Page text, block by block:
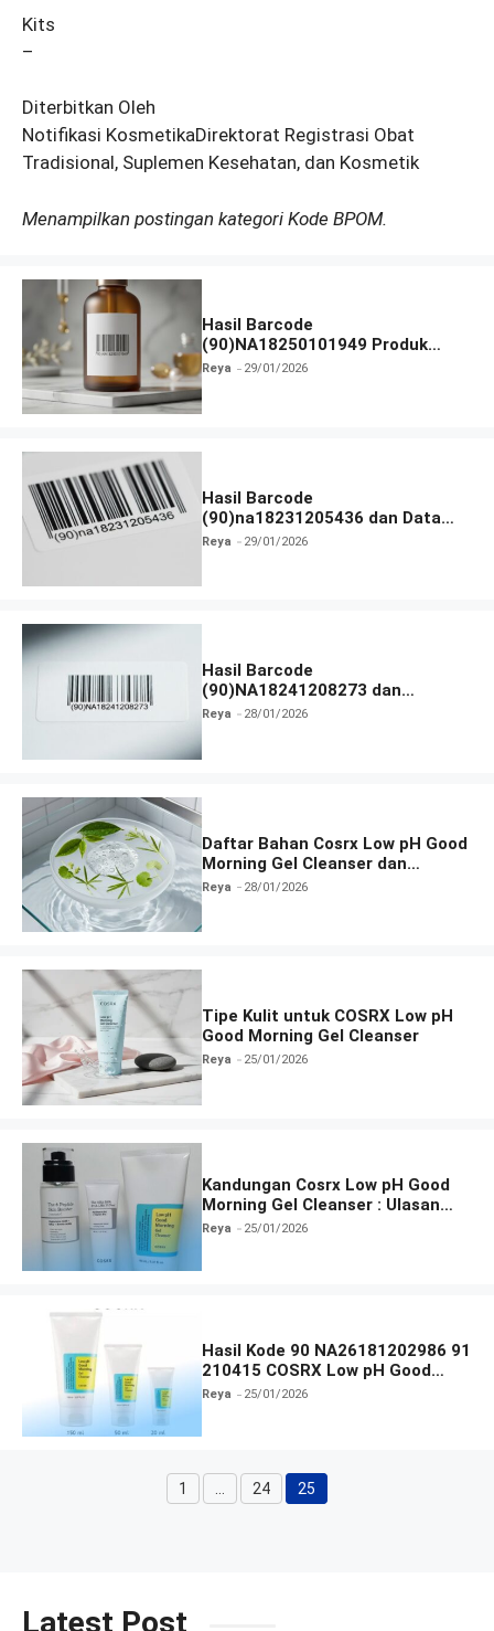
Kits
–
Diterbitkan Oleh
Notifikasi KosmetikaDirektorat Registrasi Obat
Tradisional, Suplemen Kesehatan, dan Kosmetik
Menampilkan postingan kategori Kode BPOM.
Hasil Barcode
(90)NA18250101949 Produk
Terlengkap
Reya 29/01/2026
Hasil Barcode
(90)na18231205436 dan Data
Produk Terbaru
Reya 29/01/2026
Hasil Barcode
(90)NA18241208273 dan
Informasi Terlengkap
Reya 28/01/2026
Daftar Bahan Cosrx Low pH Good
Morning Gel Cleanser dan
Fungsinya
Reya 28/01/2026
Tipe Kulit untuk COSRX Low pH
Good Morning Gel Cleanser
Reya 25/01/2026
Kandungan Cosrx Low pH Good
Morning Gel Cleanser : Ulasan
Manfaat, dan Cara Pakai
Reya 25/01/2026
Hasil Kode 90 NA26181202986 91
210415 COSRX Low pH Good
Morning Gel Cleanser
Reya 25/01/2026
Halaman
1 Halaman
24 Halaman
25
Latest Post